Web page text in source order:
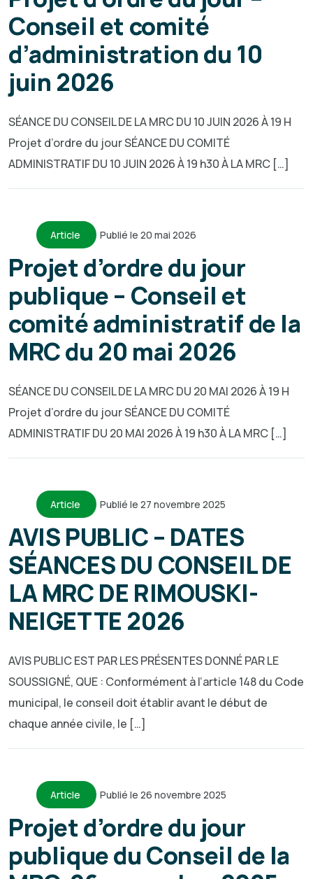
Conseil et comité
d’administration du 10
juin 2026
SÉANCE DU CONSEIL DE LA MRC DU 10 JUIN 2026 À 19 H
Projet d’ordre du jour SÉANCE DU COMITÉ
ADMINISTRATIF DU 10 JUIN 2026 À 19 h30 À LA MRC […]
Article Publié le 20 mai 2026
Projet d’ordre du jour
publique – Conseil et
comité administratif de la
MRC du 20 mai 2026
SÉANCE DU CONSEIL DE LA MRC DU 20 MAI 2026 À 19 H
Projet d’ordre du jour SÉANCE DU COMITÉ
ADMINISTRATIF DU 20 MAI 2026 À 19 h30 À LA MRC […]
Article Publié le 27 novembre 2025
AVIS PUBLIC – DATES
SÉANCES DU CONSEIL DE
LA MRC DE RIMOUSKI-
NEIGETTE 2026
AVIS PUBLIC EST PAR LES PRÉSENTES DONNÉ PAR LE
SOUSSIGNÉ, QUE : Conformément à l’article 148 du Code
municipal, le conseil doit établir avant le début de
chaque année civile, le […]
Article Publié le 26 novembre 2025
Projet d’ordre du jour
publique du Conseil de la